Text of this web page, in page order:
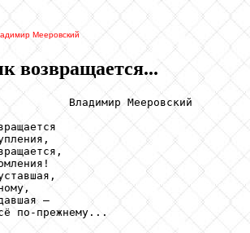
Мееровский
возвращается...
Владимир Мееровский
–
по-прежнему...